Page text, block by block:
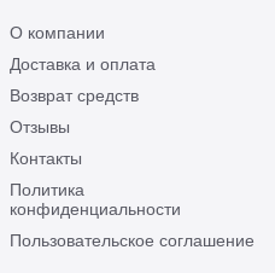
О компании
Доставка и оплата
Возврат средств
Отзывы
Контакты
Политика
конфиденциальности
Пользовательское соглашение